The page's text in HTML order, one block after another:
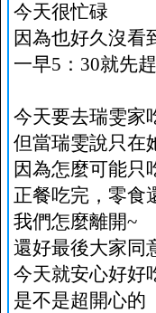
今天很忙碌
因為也好久沒看
一早5：30就先
今天要去瑞雯家
但當瑞雯說只在
因為怎麼可能只
正餐吃完，零食
我們怎麼離開~
還好最後大家同
今天就安心好好
是不是超開心的